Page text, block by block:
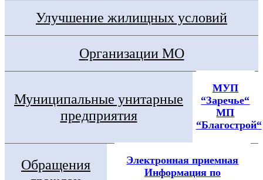
Улучшение жилищных условий
Организации МО
Муниципальные унитарные
предприятия
МУП
“Заречье“
МП
“Благострой“
Обращения
Электронная приемная
Информация по